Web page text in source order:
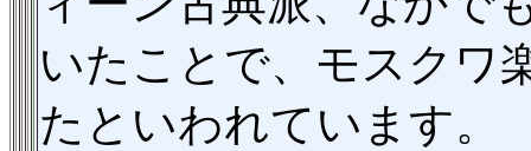
いたことで、モスクワ
たといわれています。